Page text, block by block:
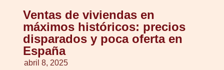
Ventas de viviendas en
máximos históricos: precios
disparados y poca oferta en
España
abril 8, 2025